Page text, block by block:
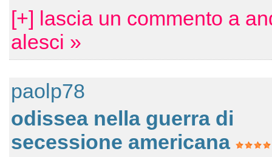
[+] lascia un commento a
alesci »
paolp78
odissea nella guerra di
secessione americana